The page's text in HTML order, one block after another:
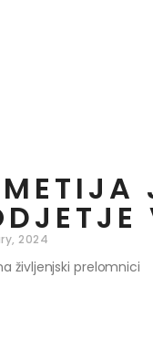
2024
življenjski prelomnici